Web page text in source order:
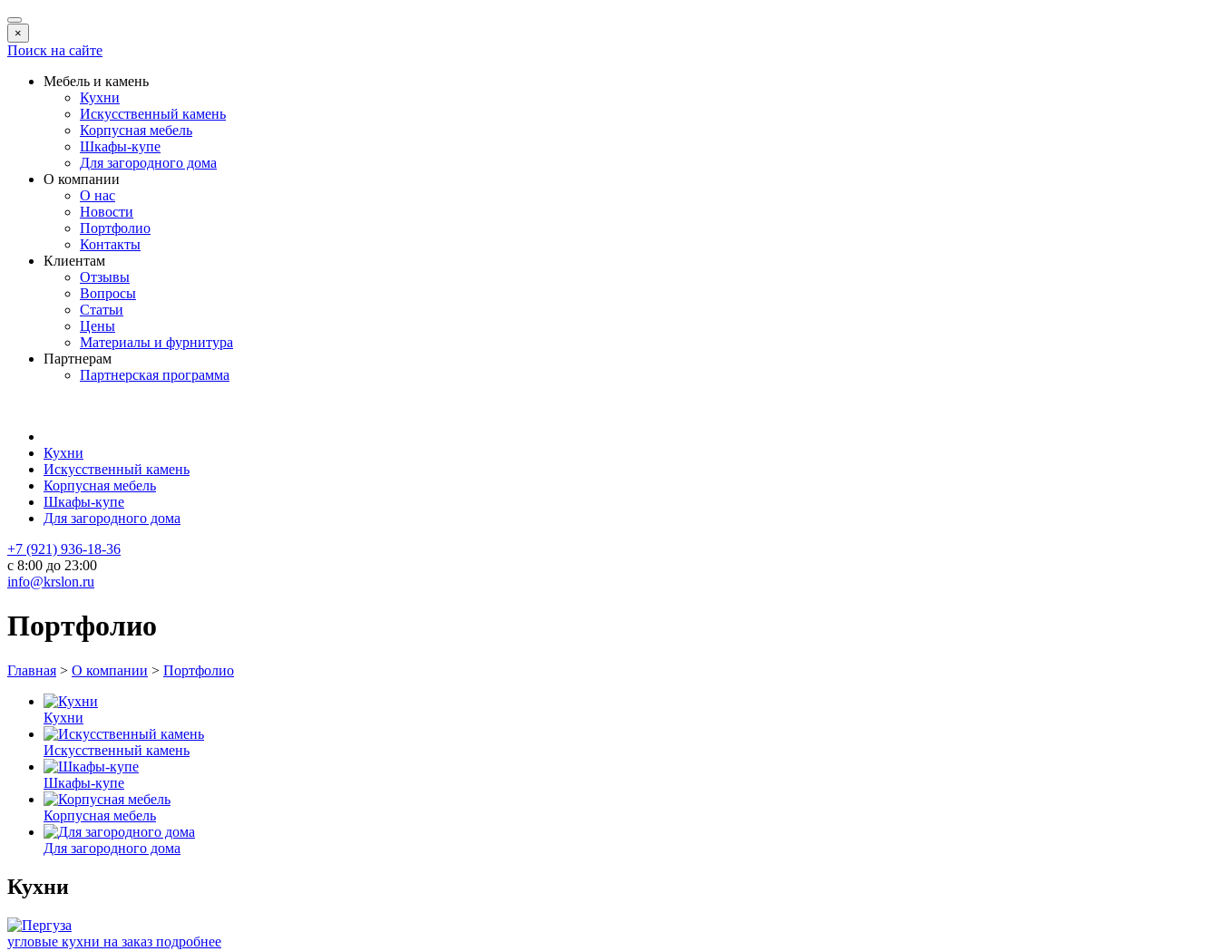
×
Поиск на сайте
Мебель и камень
Кухни
Искусственный камень
Корпусная мебель
Шкафы-купе
Для загородного дома
О компании
О нас
Новости
Портфолио
Контакты
Клиентам
Отзывы
Вопросы
Статьи
Цены
Материалы и фурнитура
Партнерам
Партнерская программа
Кухни
Искусственный камень
Корпусная мебель
Шкафы-купе
Для загородного дома
+7 (921) 936-18-36
с 8:00 до 23:00
info@krslon.ru
Портфолио
Главная > О компании > Портфолио
Кухни
Искусственный камень
Шкафы-купе
Корпусная мебель
Для загородного дома
Кухни
угловые кухни на заказ подробнее